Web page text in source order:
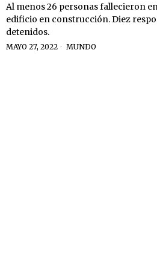
Al menos 26 personas fallecieron
edificio en construcción. Diez
detenidos.
MAYO 27, 2022 MUNDO